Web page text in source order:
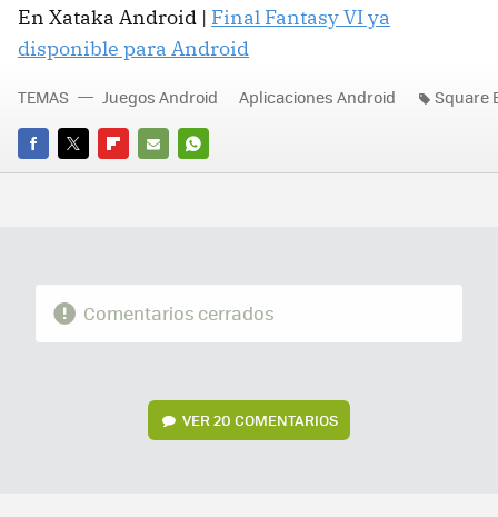
En Xataka Android | Final Fantasy VI ya
disponible para Android
FACEBOOK
TWITTERFLIPBOARD
E-
WHATSAPP
TEMAS Juegos Android Aplicaciones Android Square
Comentarios cerrados
VER20 COMENTARIOS